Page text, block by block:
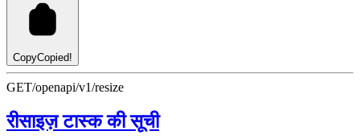
CopyCopied!
GET/openapi/v1/resize
रीसाइज़ टास्क की सूची